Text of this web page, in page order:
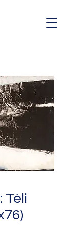
Téli